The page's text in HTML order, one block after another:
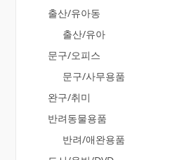
출산/유아동
출산/유아
문구/오피스
문구/사무용품
완구/취미
반려동물용품
반려/애완용품